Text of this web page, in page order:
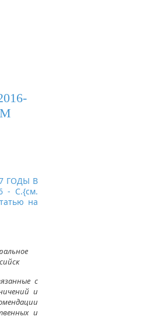
ГОДЫ В
- С.{см.
на
с
и
и